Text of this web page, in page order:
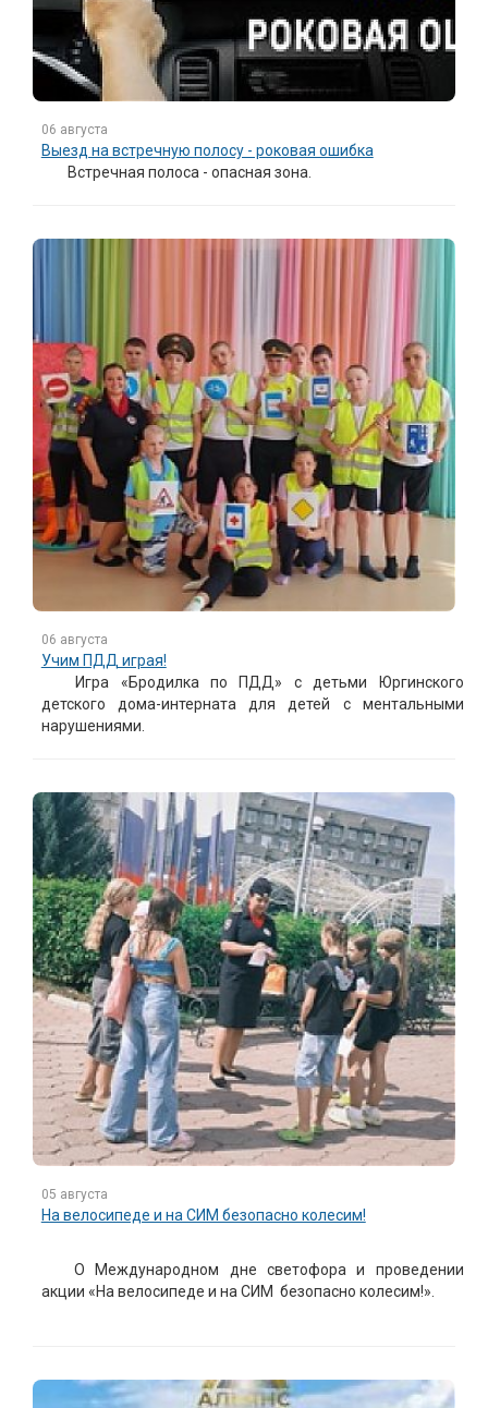
06 августа
Выезд на встречную полосу - роковая ошибка
Встречная полоса - опасная зона.
06 августа
Учим ПДД играя!
Игра «Бродилка по ПДД» с детьми Юргинского
детского дома-интерната для детей с ментальными
нарушениями.
05 августа
На велосипеде и на СИМ безопасно колесим!
О Международном дне светофора и проведении
акции «На велосипеде и на СИМ безопасно колесим!».